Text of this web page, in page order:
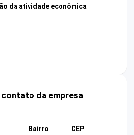
da atividade econômica
da empresa
Bairro
CEP